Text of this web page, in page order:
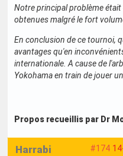
Notre principal problème
obtenues malgré le fort
En conclusion de ce tournoi,
avantages qu'en
internationale. A cause de
Yokohama en train de jouer
Propos recueillis par Dr
#174
Harrabi